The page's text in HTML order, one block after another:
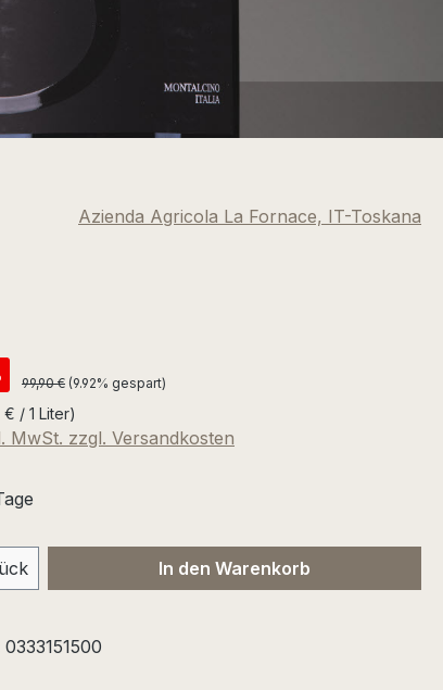
Azienda Agricola La Fornace, IT-Toskana
Regulärer Preis:
99,90 € (9.92% gespart)
€ / 1 Liter)
MwSt. zzgl. Versandkosten
Gib den gewünschten Wert
In den Warenkorb
0333151500